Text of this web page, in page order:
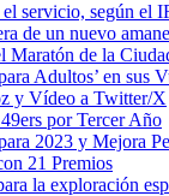
el servicio, según el
de un nuevo
Maratón de la
Adultos’ en sus
y Vídeo a Twitter/X
por Tercer Año
2023 y Mejora
21 Premios
la exploración